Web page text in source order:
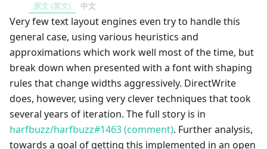
原文 (英文) 中文
Very few text layout engines even try to handle this
general case, using various heuristics and
approximations which work well most of the time, but
break down when presented with a font with shaping
rules that change widths aggressively. DirectWrite
does, however, using very clever techniques that took
several years of iteration. The full story is in
harfbuzz/harfbuzz#1463 (comment). Further analysis,
towards a goal of getting this implemented in an open